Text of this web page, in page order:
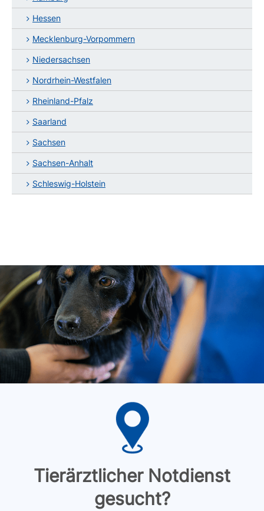
Hessen
Mecklenburg-Vorpommern
Niedersachsen
Nordrhein-Westfalen
Rheinland-Pfalz
Saarland
Sachsen
Sachsen-Anhalt
Schleswig-Holstein
Tierärztlicher Notdienst
gesucht?